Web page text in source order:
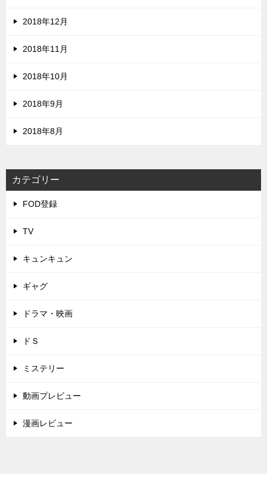
2018年12月
2018年11月
2018年10月
2018年9月
2018年8月
カテゴリー
FOD登録
TV
キュンキュン
ギャグ
ドラマ・映画
ドＳ
ミステリー
動画プレビュー
漫画レビュー